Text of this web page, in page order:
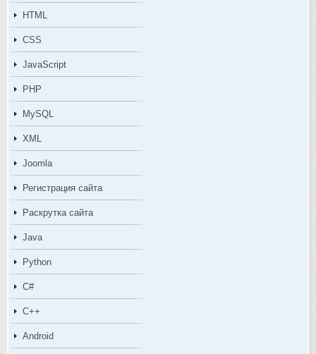
HTML
CSS
JavaScript
PHP
MySQL
XML
Joomla
Регистрация сайта
Раскрутка сайта
Java
Python
C#
C++
Android